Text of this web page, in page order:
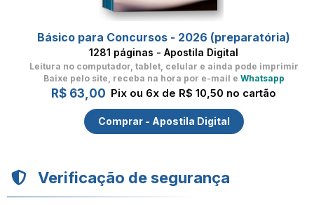
Básico para Concursos - 2026 (preparatória)
1281 páginas - Apostila Digital
Leitura no computador, tablet, celular e ainda pode imprimir
Baixe pelo site, receba na hora por e-mail e Whatsapp
R$ 63,00 Pix ou 6x de R$ 10,50 no cartão
Comprar - Apostila Digital
Verificação de segurança